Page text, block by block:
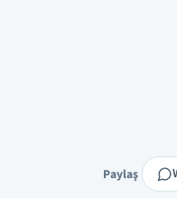
Paylaş